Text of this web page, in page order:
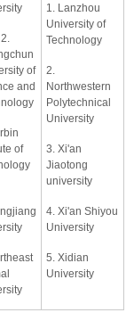
2.
of
and
of
1. Lanzhou
University of
Technology
2.
Northwestern
Polytechnical
University
3. Xi'an
Jiaotong
university
4. Xi'an Shiyou
University
5. Xidian
University